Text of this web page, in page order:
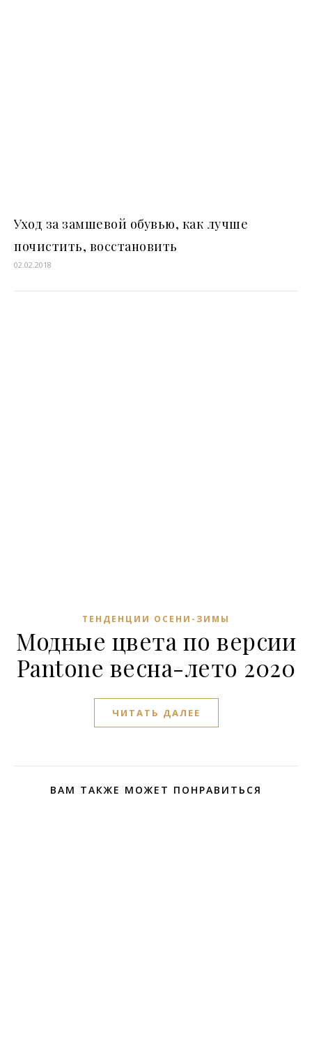
Уход за замшевой обувью, как лучше
почистить, восстановить
02.02.2018
ТЕНДЕНЦИИ ОСЕНИ-ЗИМЫ
Модные цвета по версии
Pantone весна-лето 2020
ЧИТАТЬ ДАЛЕЕ
ВАМ ТАКЖЕ МОЖЕТ ПОНРАВИТЬСЯ